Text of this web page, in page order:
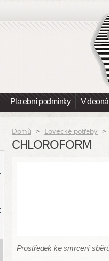
Platební podmínky
Domů > Lovecké potřeby >
CHLOROFORM
Prostředek ke smrcení